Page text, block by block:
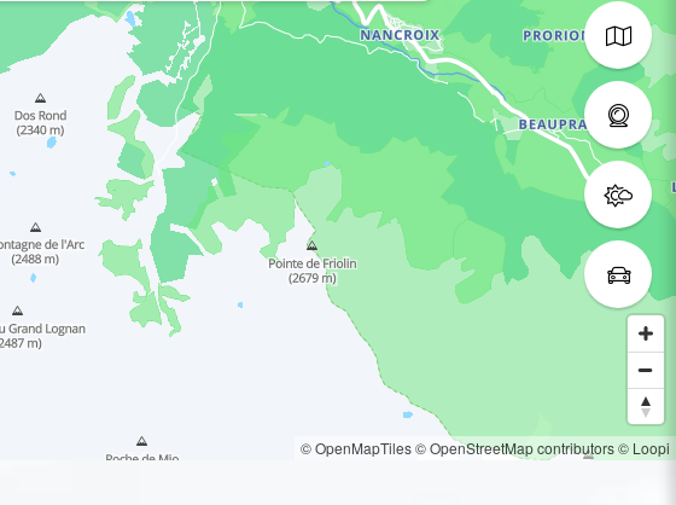
© OpenMapTiles© OpenStreetMap contributors© Loopi